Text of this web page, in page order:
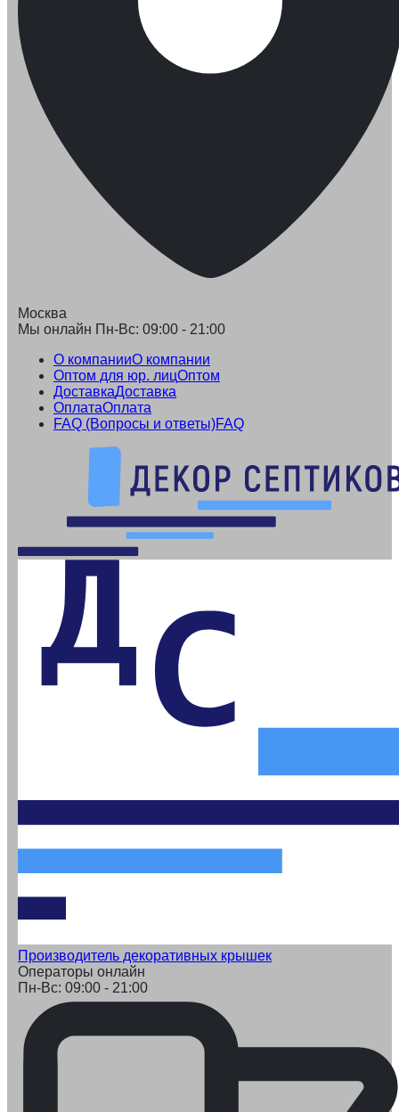
Москва
Мы онлайн Пн-Вс: 09:00 - 21:00
О компанииО компании
Оптом для юр. лицОптом
ДоставкаДоставка
ОплатаОплата
FAQ (Вопросы и ответы)FAQ
Производитель декоративных крышек
Операторы онлайн
Пн-Вс: 09:00 - 21:00